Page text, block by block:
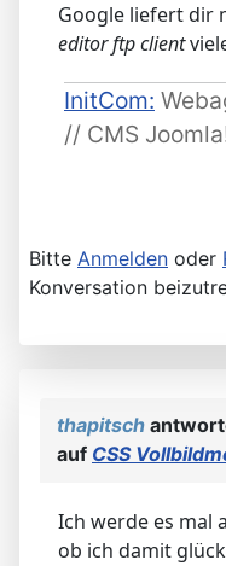
Google liefert dir
editor ftp client
InitCom:
// CMS
Bitte Anmelden oder
Konversation
thapitsch
auf CSS
Ich werde es mal
ob ich damit